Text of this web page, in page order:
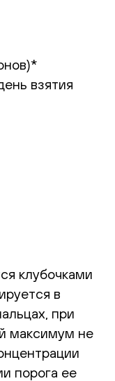
взятия
клубочками
в
при
максимум не
порога ее